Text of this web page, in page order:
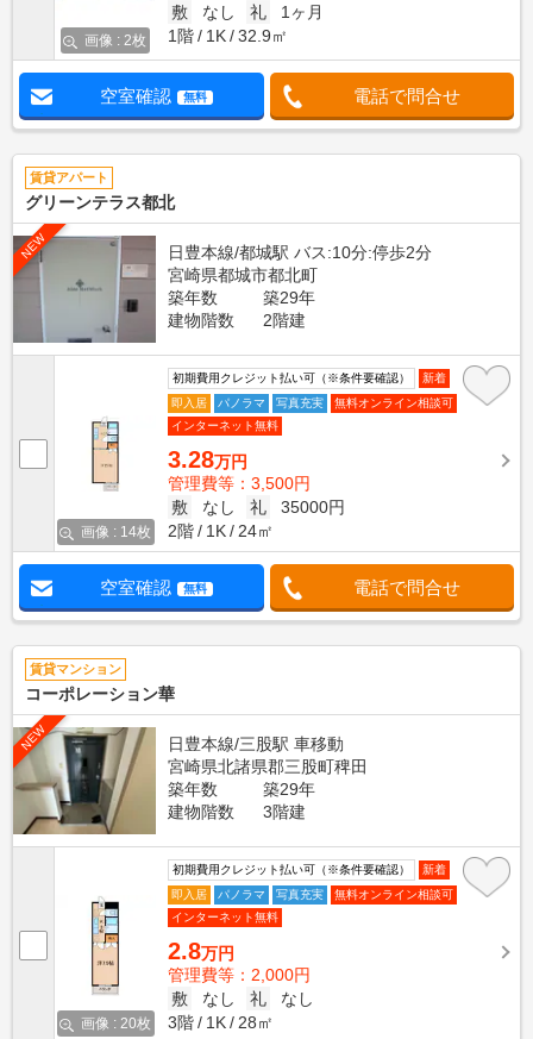
画像 : 2枚
敷
なし 礼
1ヶ月
1階
1K 32.9㎡
空室確認 無料 電話で問合せ
賃貸アパート
グリーンテラス都北
NEW
日豊本線/都城駅 バス:10分:停歩2分
宮崎県都城市都北町
築年数
築29年
建物階数
2階建
画像 : 14枚
初期費用クレジット払い可（※条件要確認）
新着
即入居
パノラマ 写真充実
無料オンライン相談可
インターネット無料
3.28万円
管理費等：3,500円
敷
なし 礼
35000円
2階
1K 24㎡
空室確認 無料 電話で問合せ
賃貸マンション
コーポレーション華
NEW
日豊本線/三股駅 車移動
宮崎県北諸県郡三股町稗田
築年数
築29年
建物階数
3階建
画像 : 20枚
初期費用クレジット払い可（※条件要確認）
新着
即入居
パノラマ 写真充実
無料オンライン相談可
インターネット無料
2.8万円
管理費等：2,000円
敷
なし 礼
なし
3階
1K 28㎡